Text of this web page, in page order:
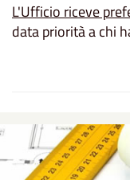
L'Ufficio riceve
data priorità a chi